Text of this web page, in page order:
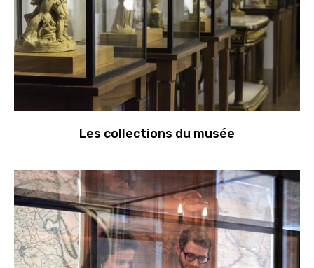
Les collections du musée